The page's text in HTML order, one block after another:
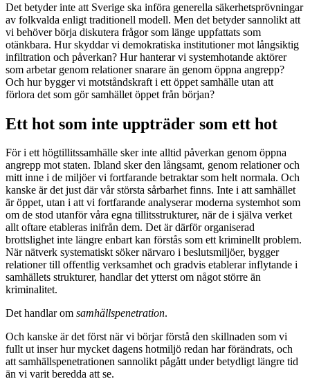
Det betyder inte att Sverige ska införa generella säkerhetsprövningar
av folkvalda enligt traditionell modell. Men det betyder sannolikt att
vi behöver börja diskutera frågor som länge uppfattats som
otänkbara. Hur skyddar vi demokratiska institutioner mot långsiktig
infiltration och påverkan? Hur hanterar vi systemhotande aktörer
som arbetar genom relationer snarare än genom öppna angrepp?
Och hur bygger vi motståndskraft i ett öppet samhälle utan att
förlora det som gör samhället öppet från början?
Ett hot som inte uppträder som ett hot
För i ett högtillitssamhälle sker inte alltid påverkan genom öppna
angrepp mot staten. Ibland sker den långsamt, genom relationer och
mitt inne i de miljöer vi fortfarande betraktar som helt normala. Och
kanske är det just där vår största sårbarhet finns. Inte i att samhället
är öppet, utan i att vi fortfarande analyserar moderna systemhot som
om de stod utanför våra egna tillitsstrukturer, när de i själva verket
allt oftare etableras inifrån dem. Det är därför organiserad
brottslighet inte längre enbart kan förstås som ett kriminellt problem.
När nätverk systematiskt söker närvaro i beslutsmiljöer, bygger
relationer till offentlig verksamhet och gradvis etablerar inflytande i
samhällets strukturer, handlar det ytterst om något större än
kriminalitet.
Det handlar om samhällspenetration.
Och kanske är det först när vi börjar förstå den skillnaden som vi
fullt ut inser hur mycket dagens hotmiljö redan har förändrats, och
att samhällspenetrationen sannolikt pågått under betydligt längre tid
än vi varit beredda att se.